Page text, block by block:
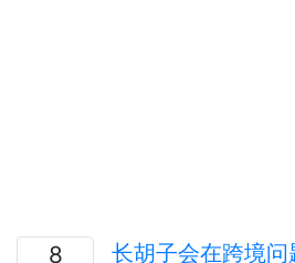
8 长胡子会在跨境问